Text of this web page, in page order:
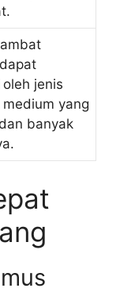
jenis
yang
banyak